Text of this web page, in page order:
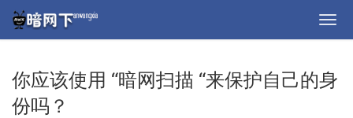
你应该使用 “暗网扫描 “来保护自己的身
份吗？